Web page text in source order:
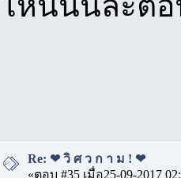
Re: ❤ วิ ศ ว ก า ม ! ❤
«ตอบ #35 เมื่อ25-09-2017